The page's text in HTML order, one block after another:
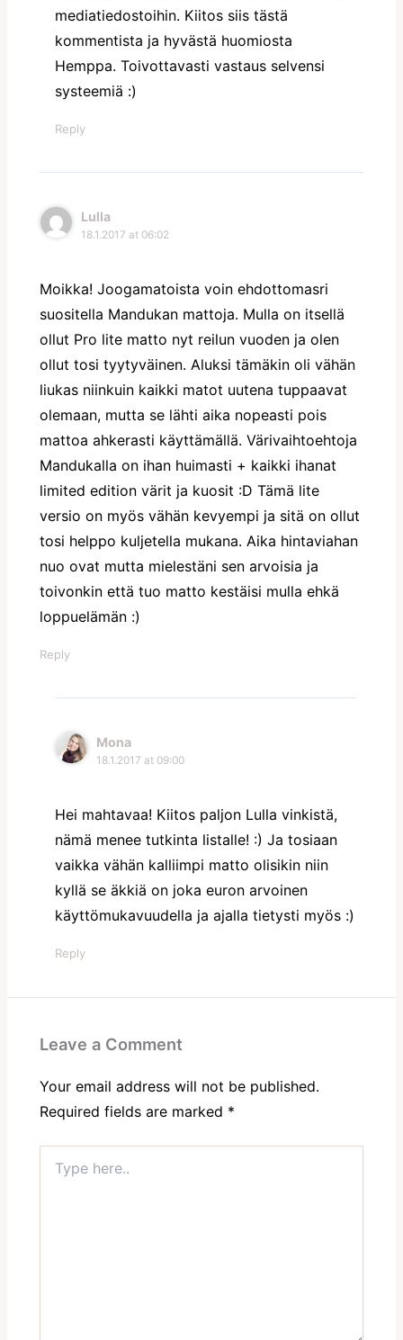
mediatiedostoihin. Kiitos siis tästä
kommentista ja hyvästä huomiosta
Hemppa. Toivottavasti vastaus selvensi
systeemiä :)
Reply
Lulla
18.1.2017 at 06:02
Moikka! Joogamatoista voin ehdottomasri
suositella Mandukan mattoja. Mulla on itsellä
ollut Pro lite matto nyt reilun vuoden ja olen
ollut tosi tyytyväinen. Aluksi tämäkin oli vähän
liukas niinkuin kaikki matot uutena tuppaavat
olemaan, mutta se lähti aika nopeasti pois
mattoa ahkerasti käyttämällä. Värivaihtoehtoja
Mandukalla on ihan huimasti + kaikki ihanat
limited edition värit ja kuosit :D Tämä lite
versio on myös vähän kevyempi ja sitä on ollut
tosi helppo kuljetella mukana. Aika hintaviahan
nuo ovat mutta mielestäni sen arvoisia ja
toivonkin että tuo matto kestäisi mulla ehkä
loppuelämän :)
Reply
Mona
18.1.2017 at 09:00
Hei mahtavaa! Kiitos paljon Lulla vinkistä,
nämä menee tutkinta listalle! :) Ja tosiaan
vaikka vähän kalliimpi matto olisikin niin
kyllä se äkkiä on joka euron arvoinen
käyttömukavuudella ja ajalla tietysti myös :)
Reply
Leave a Comment
Your email address will not be published.
Required fields are marked *
here..